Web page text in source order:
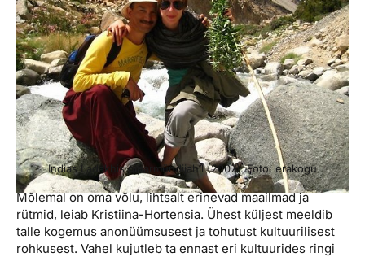
Indias Ladakhis piparmündijahil (2007). Foto: erakogu
Mõlemal on oma võlu, lihtsalt erinevad maailmad ja
rütmid, leiab Kristiina-Hortensia. Ühest küljest meeldib
talle kogemus anonüümsusest ja tohutust kultuurilisest
rohkusest. Vahel kujutleb ta ennast eri kultuurides ringi